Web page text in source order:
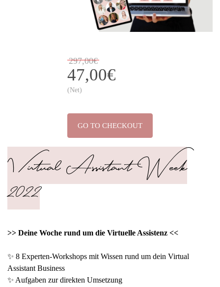
297,00€
47,00€
(Net)
GO TO CHECKOUT
Virtual Assistant Week
2022
>> Deine Woche rund um die Virtuelle Assistenz <<
✨ 8 Experten-Workshops mit Wissen rund um dein Virtual
Assistant Business
✨ Aufgaben zur direkten Umsetzung